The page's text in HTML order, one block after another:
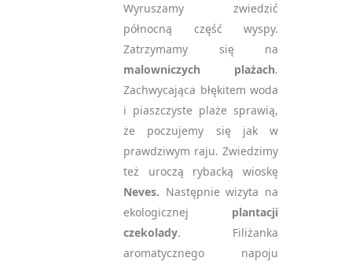
Wyruszamy zwiedzić
północną część wyspy.
Zatrzymamy się na
malowniczych plażach.
Zachwycająca błękitem woda
i piaszczyste plaże sprawią,
że poczujemy się jak w
prawdziwym raju. Zwiedzimy
też uroczą rybacką wioskę
Neves. Następnie wizyta na
ekologicznej plantacji
czekolady. Filiżanka
aromatycznego napoju